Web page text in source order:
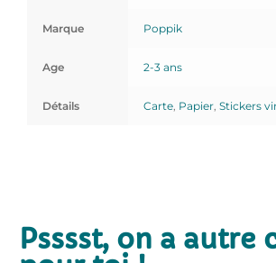
Marque Poppik
Age 2-3 ans
Détails Carte, Papier, Stickers
Psssst, on a autre